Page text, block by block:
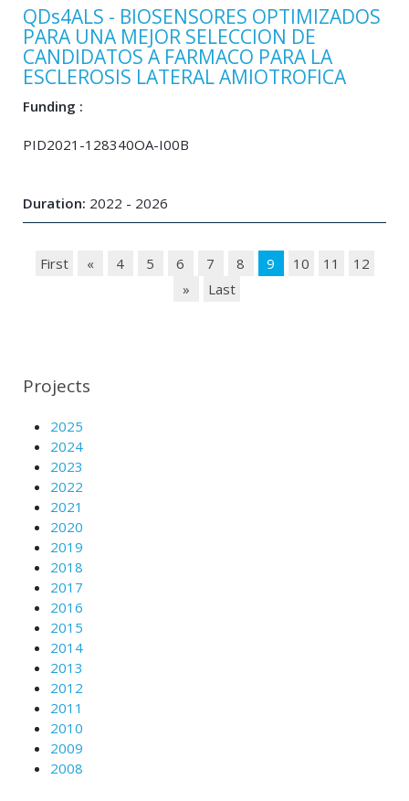
QDs4ALS - BIOSENSORES OPTIMIZADOS
PARA UNA MEJOR SELECCION DE
CANDIDATOS A FARMACO PARA LA
ESCLEROSIS LATERAL AMIOTROFICA
Funding :
PID2021-128340OA-I00B
Duration: 2022 - 2026
First « 4 5 6 7 8 9 10 11
12
»
Last
Projects
2025
2024
2023
2022
2021
2020
2019
2018
2017
2016
2015
2014
2013
2012
2011
2010
2009
2008